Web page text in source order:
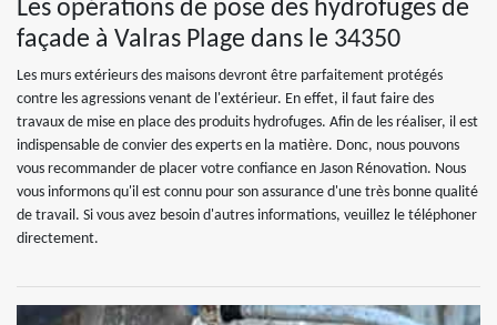
Les opérations de pose des hydrofuges de
façade à Valras Plage dans le 34350
Les murs extérieurs des maisons devront être parfaitement protégés
contre les agressions venant de l'extérieur. En effet, il faut faire des
travaux de mise en place des produits hydrofuges. Afin de les réaliser, il est
indispensable de convier des experts en la matière. Donc, nous pouvons
vous recommander de placer votre confiance en Jason Rénovation. Nous
vous informons qu'il est connu pour son assurance d'une très bonne qualité
de travail. Si vous avez besoin d'autres informations, veuillez le téléphoner
directement.